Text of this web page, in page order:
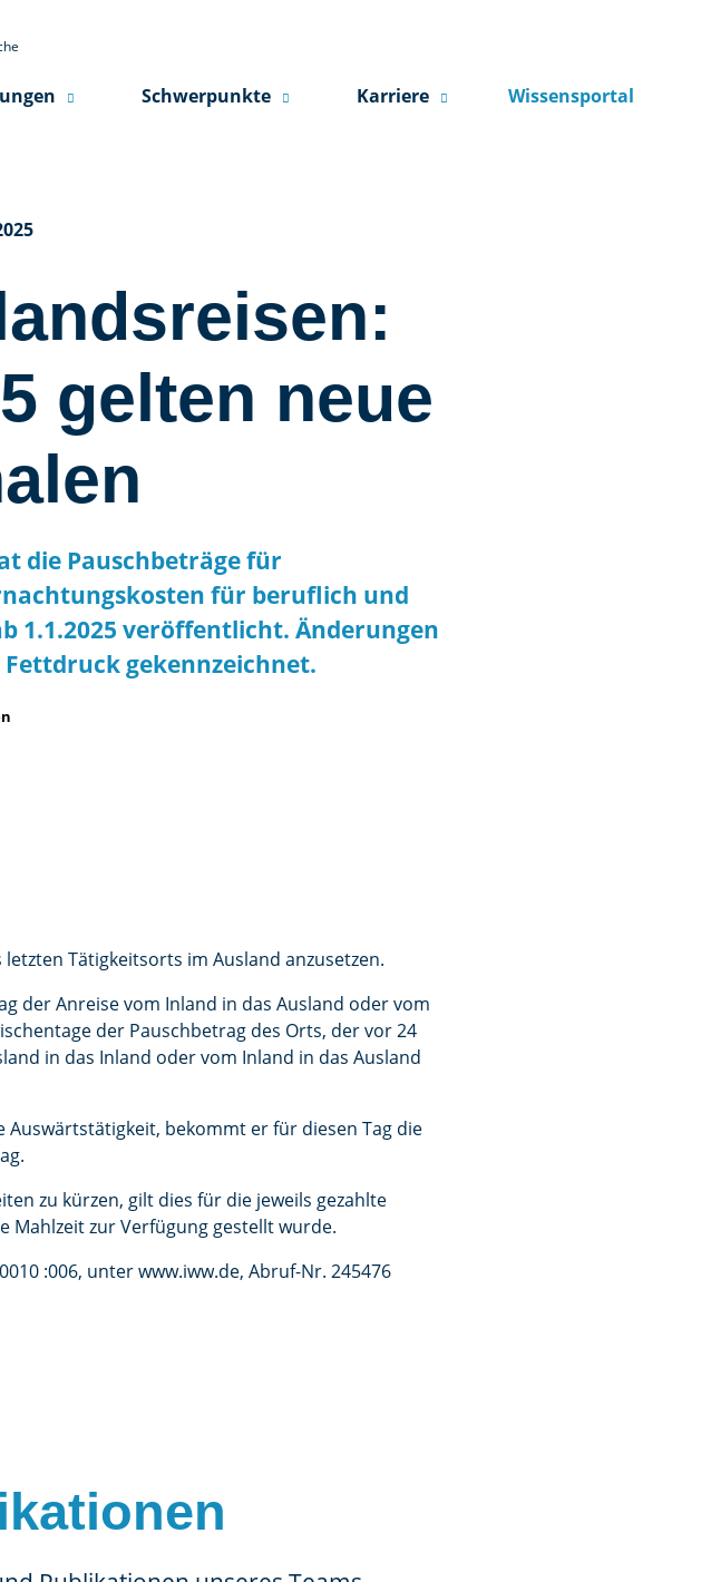
Schwerpunkte Karriere Wissensportal
gelten neue
die Pauschbeträge für
für beruflich und
1.1.2025 veröffentlicht. Änderungen
gekennzeichnet.
Tätigkeitsorts im Ausland anzusetzen.
der Anreise vom Inland in das Ausland oder vom
der Pauschbetrag des Orts, der vor 24
in das Inland oder vom Inland in das Ausland
bekommt er für diesen Tag die
zu kürzen, gilt dies für die jeweils gezahlte
Mahlzeit zur Verfügung gestellt wurde.
:006, unter www.iww.de, Abruf-Nr. 245476